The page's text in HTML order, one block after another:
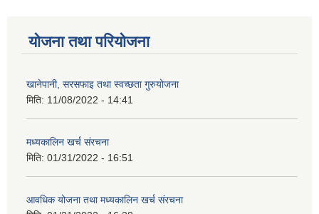
योजना तथा परियोजना
खानेपानी, सरसफाइ तथा स्वच्छता गुरुयोजना
मिति: 11/08/2022 - 14:41
मध्यकालिन खर्च संरचना
मिति: 01/31/2022 - 16:51
आवधिक योजना तथा मध्यकालिन खर्च संरचना